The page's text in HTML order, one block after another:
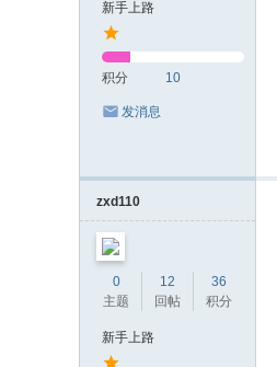
新手上路
积分 10
发消息
zxd110
0
主题
12
回帖
36
积分
新手上路